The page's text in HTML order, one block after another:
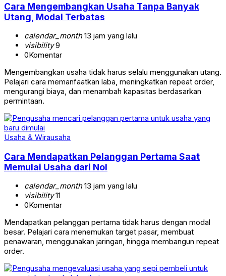
Cara Mengembangkan Usaha Tanpa Banyak
Utang, Modal Terbatas
calendar_month13 jam yang lalu
visibility9
0Komentar
Mengembangkan usaha tidak harus selalu menggunakan utang.
Pelajari cara memanfaatkan laba, meningkatkan repeat order,
mengurangi biaya, dan menambah kapasitas berdasarkan
permintaan.
Usaha & Wirausaha
Cara Mendapatkan Pelanggan Pertama Saat
Memulai Usaha dari Nol
calendar_month13 jam yang lalu
visibility11
0Komentar
Mendapatkan pelanggan pertama tidak harus dengan modal
besar. Pelajari cara menemukan target pasar, membuat
penawaran, menggunakan jaringan, hingga membangun repeat
order.